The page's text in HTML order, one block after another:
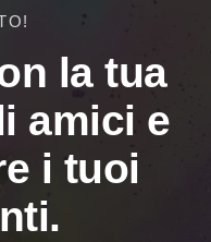
la tua
amici e
i tuoi